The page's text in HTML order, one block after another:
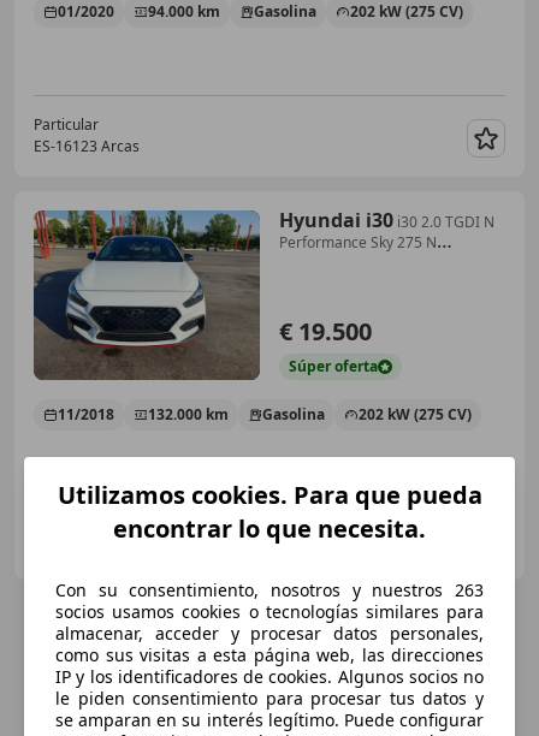
01/2020 94.000 km Gasolina 202 kW (275 CV)
Particular
ES-16123 Arcas
Hyundai i30 i30 2.0 TGDI N
Performance Sky 275 N
€ 19.500
Súperoferta
11/2018 132.000 km Gasolina 202 kW (275 CV)
Utilizamos cookies. Para que pueda
encontrar lo que necesita.
Con su consentimiento, nosotros y nuestros 263
socios usamos cookies o tecnologías similares para
almacenar, acceder y procesar datos personales,
como sus visitas a esta página web, las direcciones
IP y los identificadores de cookies. Algunos socios no
le piden consentimiento para procesar tus datos y
se amparan en su interés legítimo. Puede configurar